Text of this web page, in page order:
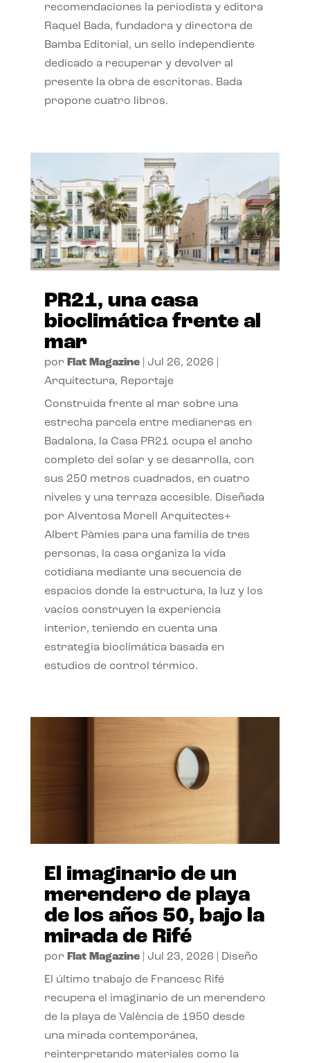
recomendaciones la periodista y editora
Raquel Bada, fundadora y directora de
Bamba Editorial, un sello independiente
dedicado a recuperar y devolver al
presente la obra de escritoras. Bada
propone cuatro libros.
PR21, una casa
bioclimática frente al
mar
por Flat Magazine| Jul 26, 2026
Arquitectura, Reportaje
Construida frente al mar sobre una
estrecha parcela entre medianeras en
Badalona, la Casa PR21 ocupa el ancho
completo del solar y se desarrolla, con
sus 250 metros cuadrados, en cuatro
niveles y una terraza accesible. Diseñada
por Alventosa Morell Arquitectes+
Albert Pàmies para una familia de tres
personas, la casa organiza la vida
cotidiana mediante una secuencia de
espacios donde la estructura, la luz y los
vacíos construyen la experiencia
interior, teniendo en cuenta una
estrategia bioclimática basada en
estudios de control térmico.
El imaginario de un
merendero de playa
de los años 50, bajo la
mirada de Rifé
por Flat Magazine| Jul 23, 2026 Diseño
El último trabajo de Francesc Rifé
recupera el imaginario de un merendero
de la playa de València de 1950 desde
una mirada contemporánea,
reinterpretando materiales como la